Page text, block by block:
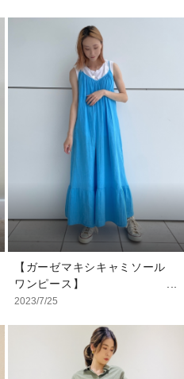
かなグリーンで、夏コーデに
映え感をプラス！ 甘いアイ
テムは寒色で甘辛ミックスに
着こなして。 色で辛さを加
えるなら、 こんな鮮やかなグ
リーンがおすすめ！
【スタッフ着用サイズ】
トップス：XS
スカート：00
【ガーゼマキシキャミソール
ワンピース】
キャミソールワンピースにな
少し抵抗がある方には リネ
ンがブレンドされているトッ
プスを一枚挟むと甘すぎない
2023/7/25